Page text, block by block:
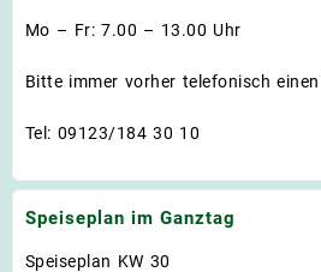
Mo – Fr: 7.00 – 13.00 Uhr
Bitte immer vorher telefonisch
Tel: 09123/184 30 10
Speiseplan im Ganztag
Speiseplan KW 30